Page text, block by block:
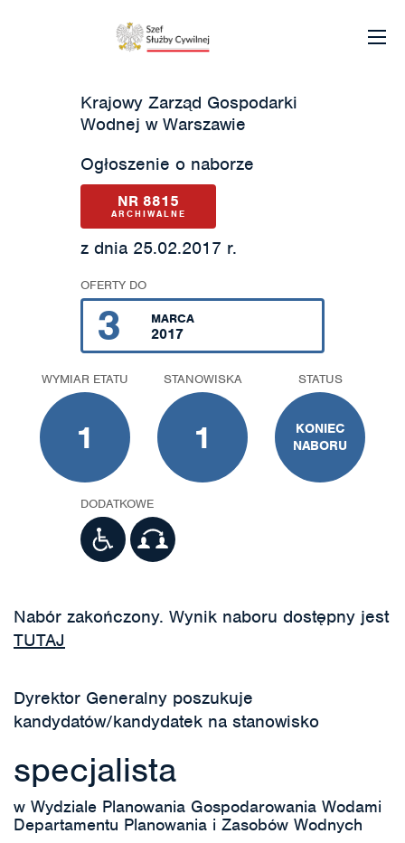
Krajowy Zarząd Gospodarki
Wodnej w Warszawie
Ogłoszenie o naborze
NR 8815
ARCHIWALNE
z dnia 25.02.2017 r.
OFERTY DO
3 MARCA
2017
WYMIAR ETATU
1
STANOWISKA
1
STATUS
KONIEC
NABORU
DODATKOWE
Nabór zakończony. Wynik naboru dostępny jest
TUTAJ
Dyrektor Generalny poszukuje
kandydatów/kandydatek na stanowisko
specjalista
w Wydziale Planowania Gospodarowania Wodami
Departamentu Planowania i Zasobów Wodnych